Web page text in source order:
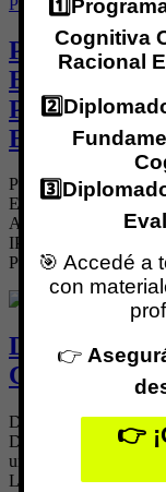
Experto en
Psicología
Educativo
PROGRAMA DE
EDUCACIÓN
APLICADA AL
IPPC (Centro
Psicoterapia […]
Diplomado
Coaching
DIPLOMADO
DEPORTIVO La
un solo programa
LAS DOS […]
Cognitiva
Racional
🎯 Accedé a
con
👉
👉